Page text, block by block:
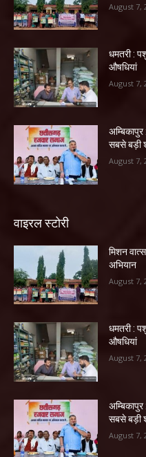
August 7,
धमतरी :
औषधियां
August 7,
सबसे बड़ी
August 7,
वाइरल स्टोरी
मिशन
अभियान
August 7,
धमतरी :
औषधियां
August 7,
सबसे बड़ी
August 7,